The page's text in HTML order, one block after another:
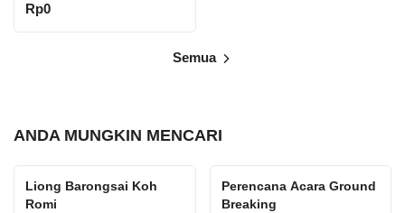
Rp0
Semua
ANDA MUNGKIN MENCARI
Liong Barongsai Koh
Romi
Perencana Acara Ground
Breaking